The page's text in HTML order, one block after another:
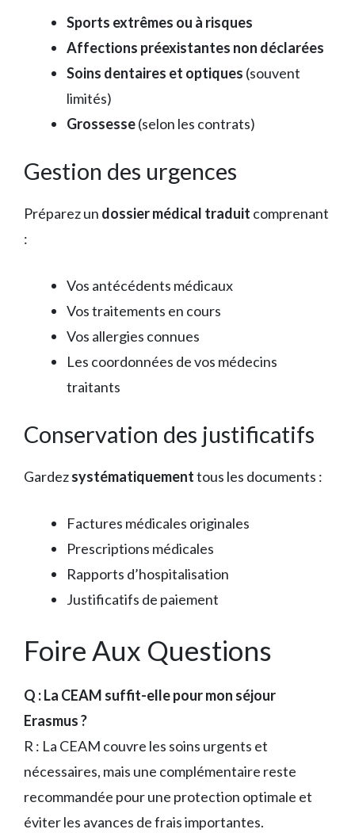
Sports extrêmes ou à risques
Affections préexistantes non déclarées
Soins dentaires et optiques (souvent
limités)
Grossesse(selon les contrats)
Gestion des urgences
Préparez un dossier médical traduit comprenant
:
Vos antécédents médicaux
Vos traitements en cours
Vos allergies connues
Les coordonnées de vos médecins
traitants
Conservation des justificatifs
Gardezsystématiquementtous les documents :
Factures médicales originales
Prescriptions médicales
Rapports d’hospitalisation
Justificatifs de paiement
Foire Aux Questions
Q : La CEAM suffit-elle pour mon séjour
Erasmus ?
R : La CEAM couvre les soins urgents et
nécessaires, mais une complémentaire reste
recommandée pour une protection optimale et
éviter les avances de frais importantes.